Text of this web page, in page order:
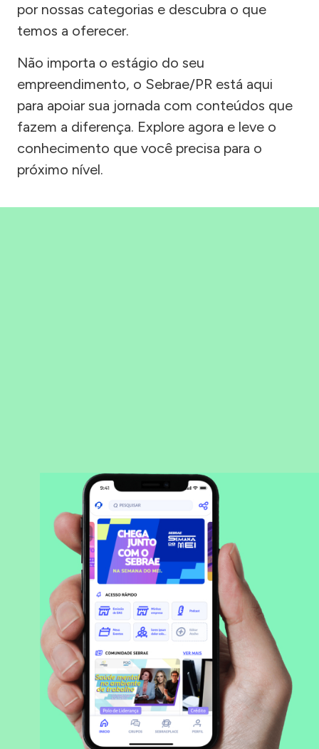
por nossas categorias e descubra o que
temos a oferecer.
Não importa o estágio do seu
empreendimento, o Sebrae/PR está aqui
para apoiar sua jornada com conteúdos que
fazem a diferença. Explore agora e leve o
conhecimento que você precisa para o
próximo nível.